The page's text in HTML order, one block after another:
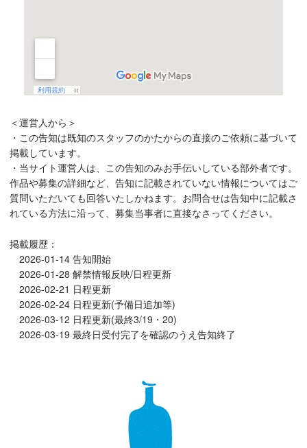
＜運営人から＞
・この告知は既知のスタッフのかたからの直接のご依頼に基づいて
掲載しています。
・当サイト運営人は、この告知のみお手伝いしている部外者です。
作品や募集の詳細など、告知に記載されていない情報についてはご
質問いただいても回答いたしかねます。お問合せは告知中に記載さ
れている方法に沿って、募集当事者に直接なさってください。
掲載履歴：
2026-01-14 告知開始
2026-01-28 解禁情報反映/日程更新
2026-02-21 日程更新
2026-02-24 日程更新(予備日追加等)
2026-03-12 日程更新(最終3/19・20)
2026-03-19 最終日受付完了を確認のうえ告知終了